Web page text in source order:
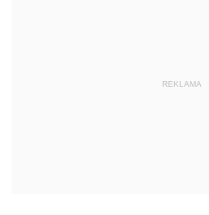
REKLAMA